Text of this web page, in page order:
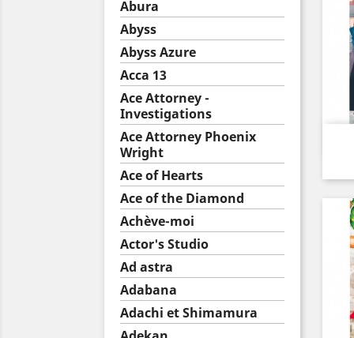
Abura
Abyss
Abyss Azure
Acca 13
Ace Attorney -
Investigations
Ace Attorney Phoenix
Wright
Ace of Hearts
Ace of the Diamond
Achève-moi
Actor's Studio
Ad astra
Adabana
Adachi et Shimamura